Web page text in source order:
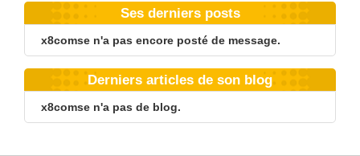
Ses derniers posts
x8comse n'a pas encore posté de message.
Derniers articles de son blog
x8comse n'a pas de blog.